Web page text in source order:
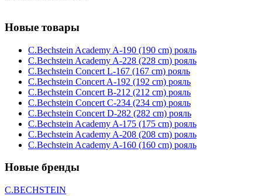
Новые товары
C.Bechstein Academy A-190 (190 cm) рояль
C.Bechstein Academy A-228 (228 cm) рояль
C.Bechstein Concert L-167 (167 cm) рояль
C.Bechstein Concert A-192 (192 cm) рояль
C.Bechstein Concert B-212 (212 cm) рояль
C.Bechstein Concert С-234 (234 cm) рояль
C.Bechstein Concert D-282 (282 cm) рояль
C.Bechstein Academy A-175 (175 cm) рояль
C.Bechstein Academy A-208 (208 cm) рояль
C.Bechstein Academy A-160 (160 cm) рояль
Новые бренды
C.BECHSTEIN